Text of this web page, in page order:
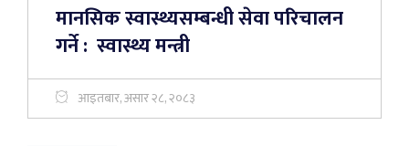
मानसिक स्वास्थ्यसम्बन्धी सेवा परिचालन
गर्ने : स्वास्थ्य मन्त्री
आइतबार, असार २८, २०८३